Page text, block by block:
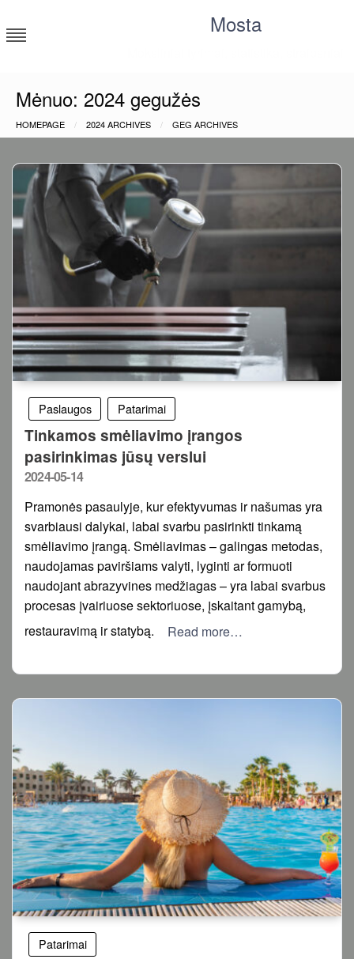
to
content
Mosta
Mėnuo: 2024 gegužės
HOMEPAGE 2024 ARCHIVES GEG ARCHIVES
Paslaugos Patarimai
Tinkamos smėliavimo įrangos
pasirinkimas jūsų verslui
Posted
2024-05-14
Pramonės pasaulyje, kur efektyvumas ir našumas yra
svarbiausi dalykai, labai svarbu pasirinkti tinkamą
smėliavimo įrangą. Smėliavimas – galingas metodas,
naudojamas paviršiams valyti, lyginti ar formuoti
naudojant abrazyvines medžiagas – yra labai svarbus
procesas įvairiuose sektoriuose, įskaitant gamybą,
restauravimą ir statybą.
Read more…
Patarimai